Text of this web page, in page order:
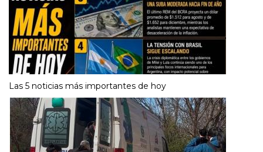
Las 5 noticias más importantes de hoy